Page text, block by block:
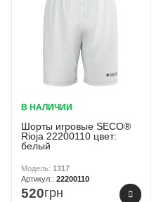
В НАЛИЧИИ
Шорты игровые SECO®
Rioja 22200110 цвет:
белый
1317
22200110
520грн